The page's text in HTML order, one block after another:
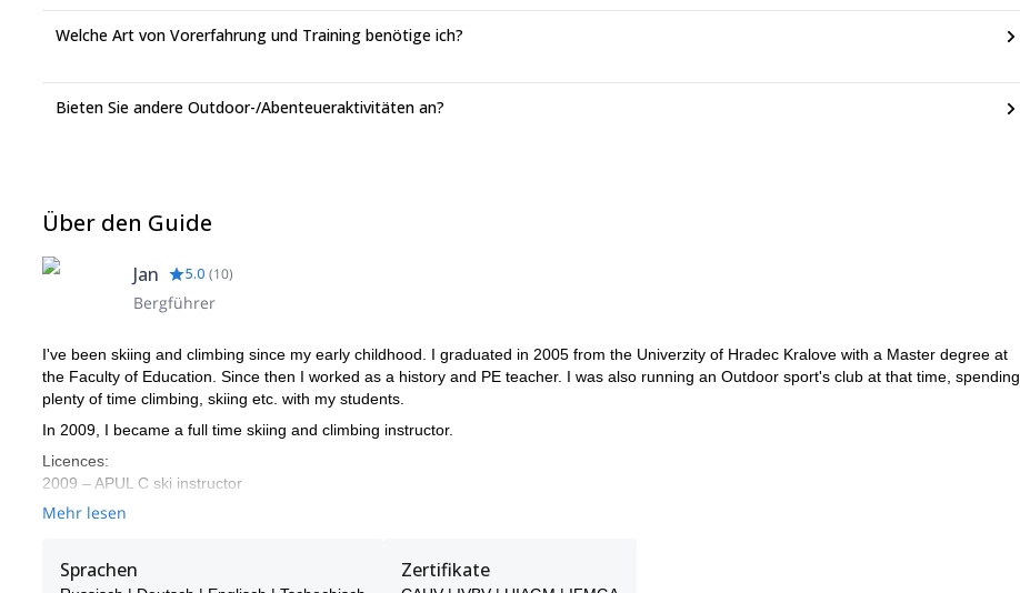
Welche Art von Vorerfahrung und Training benötige ich?
Bieten Sie andere Outdoor-/Abenteueraktivitäten an?
Über den Guide
Jan 5.0 (10)
Bergführer
I've been skiing and climbing since my early childhood. I graduated in 2005 from the Univerzity of Hradec Kralove with a Master degree at
the Faculty of Education. Since then I worked as a history and PE teacher. I was also running an Outdoor sport's club at that time, spending
plenty of time climbing, skiing etc. with my students.
In 2009, I became a full time skiing and climbing instructor.
Licences:
2009 – APUL C ski instructor
2010 – APUL B ski instructor
– MSMT climbing instructor and Mountain leader
Mehr lesen
Sprachen Zertifikate